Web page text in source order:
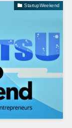
StartupWeekend